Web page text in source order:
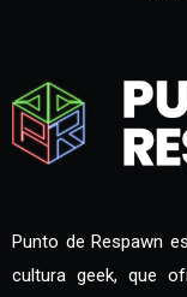
Punto de Respawn
cultura geek, que